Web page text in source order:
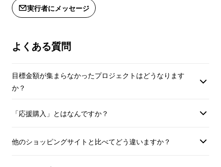
業務用のスッキリとしたフォルムと「アルミク
象はそのままに、さらにミニマルになったこと
す！ 内面の研磨仕上げ方法をラセン仕上げか
実行者にメッセージ
よくある質問
目標金額が集まらなかったプロジェクトはどうなります
か？
「応援購入」とはなんですか？
他のショッピングサイトと比べてどう違いますか？